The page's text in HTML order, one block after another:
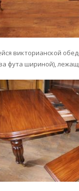
викторианской
фута шириной),